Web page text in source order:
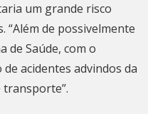
um grande risco
de possivelmente
de Saúde, com o
acidentes advindos da
transporte”.